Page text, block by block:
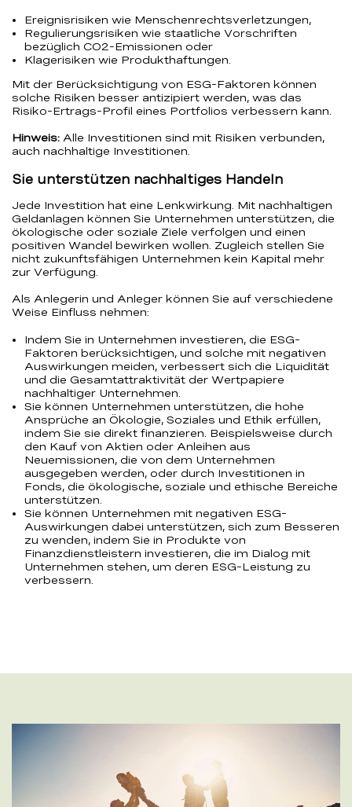
Ereignisrisiken wie Menschenrechtsverletzungen,
Regulierungsrisiken wie staatliche Vorschriften
bezüglich CO2-Emissionen oder
Klagerisiken wie Produkthaftungen.
Mit der Berücksichtigung von ESG-Faktoren können
solche Risiken besser antizipiert werden, was das
Risiko-Ertrags-Profil eines Portfolios verbessern kann.
Hinweis: Alle Investitionen sind mit Risiken verbunden,
auch nachhaltige Investitionen.
Sie unterstützen nachhaltiges Handeln
Jede Investition hat eine Lenkwirkung. Mit nachhaltigen
Geldanlagen können Sie Unternehmen unterstützen, die
ökologische oder soziale Ziele verfolgen und einen
positiven Wandel bewirken wollen. Zugleich stellen Sie
nicht zukunftsfähigen Unternehmen kein Kapital mehr
zur Verfügung.
Als Anlegerin und Anleger können Sie auf verschiedene
Weise Einfluss nehmen:
Indem Sie in Unternehmen investieren, die ESG-
Faktoren berücksichtigen, und solche mit negativen
Auswirkungen meiden, verbessert sich die Liquidität
und die Gesamtattraktivität der Wertpapiere
nachhaltiger Unternehmen.
Sie können Unternehmen unterstützen, die hohe
Ansprüche an Ökologie, Soziales und Ethik erfüllen,
indem Sie sie direkt finanzieren. Beispielsweise durch
den Kauf von Aktien oder Anleihen aus
Neuemissionen, die von dem Unternehmen
ausgegeben werden, oder durch Investitionen in
Fonds, die ökologische, soziale und ethische Bereiche
unterstützen.
Sie können Unternehmen mit negativen ESG-
Auswirkungen dabei unterstützen, sich zum Besseren
zu wenden, indem Sie in Produkte von
Finanzdienstleistern investieren, die im Dialog mit
Unternehmen stehen, um deren ESG-Leistung zu
verbessern.